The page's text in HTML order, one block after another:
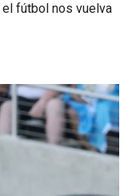
fútbol nos vuelva